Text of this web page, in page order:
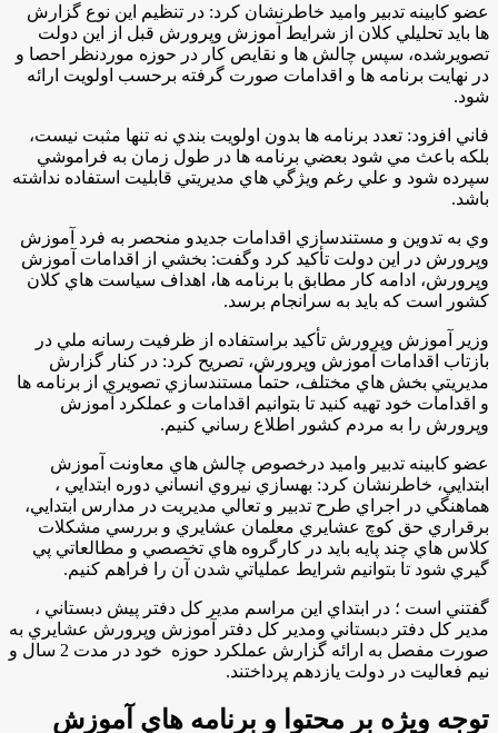
عضو كابينه تدبير واميد خاطرنشان كرد: در تنظيم اين نوع گزارش
ها بايد تحليلي كلان از شرايط آموزش وپرورش قبل از اين دولت
تصويرشده، سپس چالش ها و نقايص كار در حوزه موردنظر احصا و
در نهايت برنامه ها و اقدامات صورت گرفته برحسب اولويت ارائه
شود.
فاني افزود: تعدد برنامه ها بدون اولويت بندي نه تنها مثبت نيست،
بلكه باعث مي شود بعضي برنامه ها در طول زمان به فراموشي
سپرده شود و علي رغم ويژگي هاي مديريتي قابليت استفاده نداشته
باشد.
وي به تدوين و مستندسازي اقدامات جديدو منحصر به فرد آموزش
وپرورش در اين دولت تأكيد كرد وگفت: بخشي از اقدامات آموزش
وپرورش، ادامه كار مطابق با برنامه ها، اهداف سياست هاي كلان
كشور است كه بايد به سرانجام برسد.
وزير آموزش وپرورش تأكيد براستفاده از ظرفيت رسانه ملي در
بازتاب اقدامات آموزش وپرورش، تصريح كرد: در كنار گزارش
مديريتي بخش هاي مختلف، حتماً مستندسازي تصويري از برنامه ها
و اقدامات خود تهيه كنيد تا بتوانيم اقدامات و عملكرد آموزش
وپرورش را به مردم كشور اطلاع رساني كنيم.
عضو كابينه تدبير واميد درخصوص چالش هاي معاونت آموزش
ابتدايي، خاطرنشان كرد: بهسازي نيروي انساني دوره ابتدايي ،
هماهنگي در اجراي طرح تدبير و تعالي مديريت در مدارس ابتدايي،
برقراري حق كوچ عشايري معلمان عشايري و بررسي مشكلات
كلاس هاي چند پايه بايد در كارگروه هاي تخصصي و مطالعاتي پي
گيري شود تا بتوانيم شرايط عملياتي شدن آن را فراهم كنيم.
گفتني است ؛ در ابتداي اين مراسم مدير كل دفتر پيش دبستاني ،
مدير كل دفتر دبستاني ومدير كل دفتر آموزش وپرورش عشايري به
صورت مفصل به ارائه گزارش عملكرد حوزه خود در مدت 2 سال و
نيم فعاليت در دولت يازدهم پرداختند.
توجه ويژه بر محتوا و برنامه هاي آموزش